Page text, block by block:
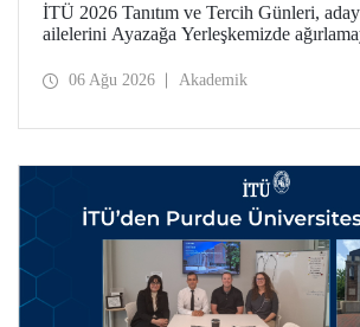
İTÜ 2026 Tanıtım ve Tercih Günleri,
ailelerini Ayazağa Yerleşkemizde
ilgili fakülte ve birimler adaylara bilgi
06 Ağu 2026 Akademik